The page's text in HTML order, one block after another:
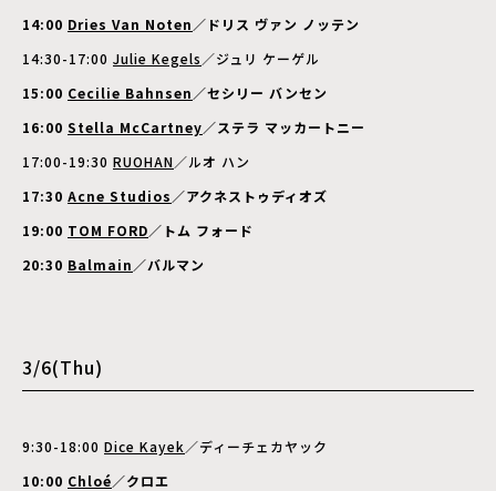
14:00 Dries Van Noten ／ドリス ヴァン ノッテン
14:30-17:00 Julie Kegels ／ジュリ ケーゲル
15:00 Cecilie Bahnsen ／セシリー バンセン
16:00 Stella McCartney／ステラ マッカートニー
17:00-19:30 RUOHAN／ルオ ハン
17:30 Acne Studios ／アクネストゥディオズ
19:00 TOM FORD／トム フォード
20:30 Balmain ／バルマン
3/6(Thu)
9:30-18:00 Dice Kayek ／ディーチェカヤック
10:00 Chloé／クロエ